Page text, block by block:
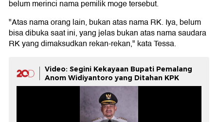
belum merinci nama pemilik moge tersebut.
"Atas nama orang lain, bukan atas nama RK. Iya, belum
bisa dibuka saat ini, yang jelas bukan atas nama saudara
RK yang dimaksudkan rekan-rekan," kata Tessa.
Video: Segini Kekayaan Bupati Pemalang
Anom Widiyantoro yang Ditahan KPK